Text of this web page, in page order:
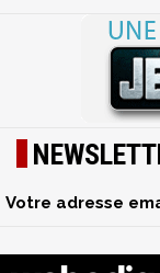
Votre adresse